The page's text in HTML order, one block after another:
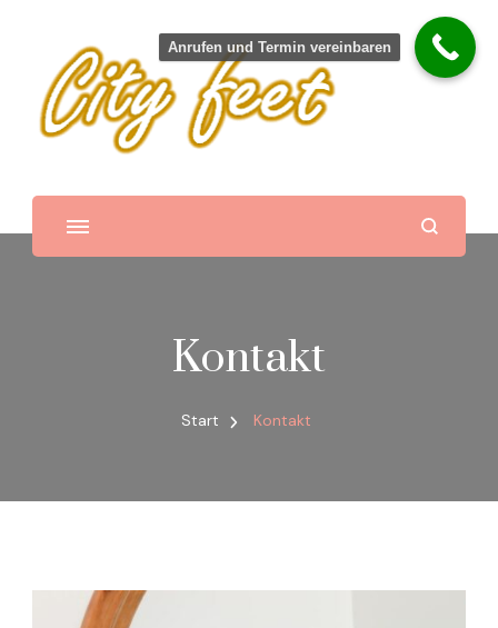
City feet – mobile Fußpflege –
in und um Gardelegen
Inhaberin Tatjana Riediger
Kontakt
Start Kontakt
Anrufen und Termin vereinbaren